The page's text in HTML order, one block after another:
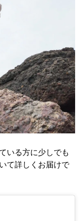
いる方に少しでも
て詳しくお届けで